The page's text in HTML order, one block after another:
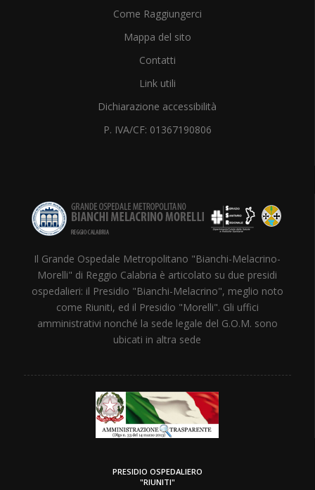
Come Raggiungerci
Mappa del sito
Contatti
Link utili
Dichiarazione accessibilità
P. IVA/CF: 01367190806
Il Grande Ospedale Metropolitano "Bianchi-Melacrino-
Morelli" di Reggio Calabria è articolato su due presidi
ospedalieri: il Presidio "Bianchi-Melacrino", meglio noto
come Riuniti, ed il Presidio "Morelli". Gli uffici
amministrativi nonché la sede legale del G.O.M. sono
ubicati in altra sede
PRESIDIO OSPEDALIERO
"RIUNITI"